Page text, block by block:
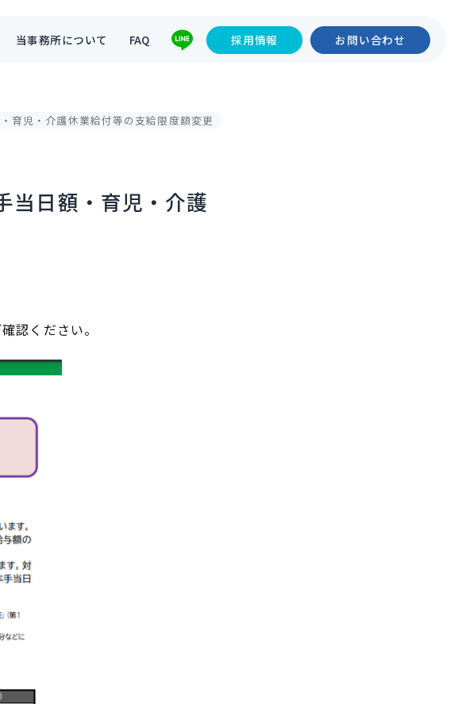
当事務所について FAQ 採用情報 お問い合わせ
育児・介護休業給付等の支給限度額変更
当日額・育児・介護
認ください。